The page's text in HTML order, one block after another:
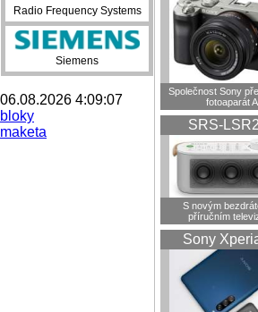
Radio Frequency Systems
Siemens
06.08.2026 4:09:07
bloky
maketa
Společnost Sony
fotoaparát A
SRS-
S novým
příručním
Sony